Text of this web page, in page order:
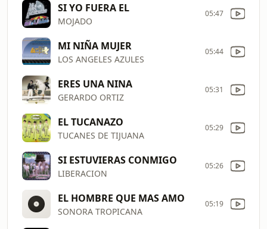
SI YO FUERA EL
MOJADO
05:47
MI NIÑA MUJER
LOS ANGELES AZULES
05:44
ERES UNA NINA
GERARDO ORTIZ
05:31
EL TUCANAZO
TUCANES DE TIJUANA
05:29
SI ESTUVIERAS CONMIGO
LIBERACION
05:26
EL HOMBRE QUE MAS AMO
SONORA TROPICANA
05:19